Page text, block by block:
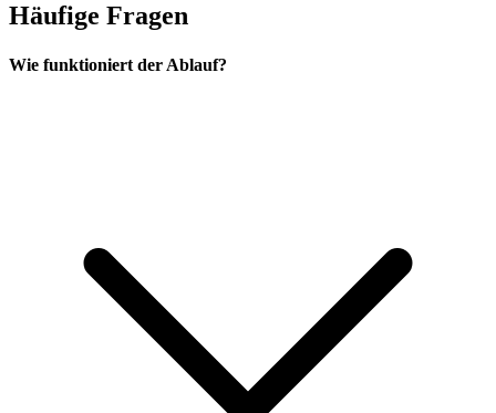
Häufige Fragen
Wie funktioniert der Ablauf?